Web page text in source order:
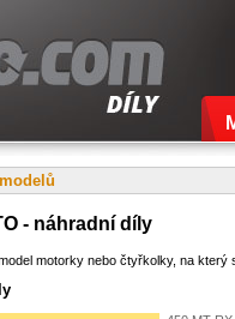
- náhradní díly
motorky nebo čtyřkolky, na který